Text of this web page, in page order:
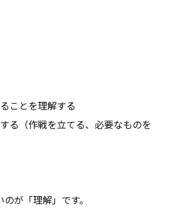
ことを理解する
る（作戦を立てる、必要なものを
が「理解」です。